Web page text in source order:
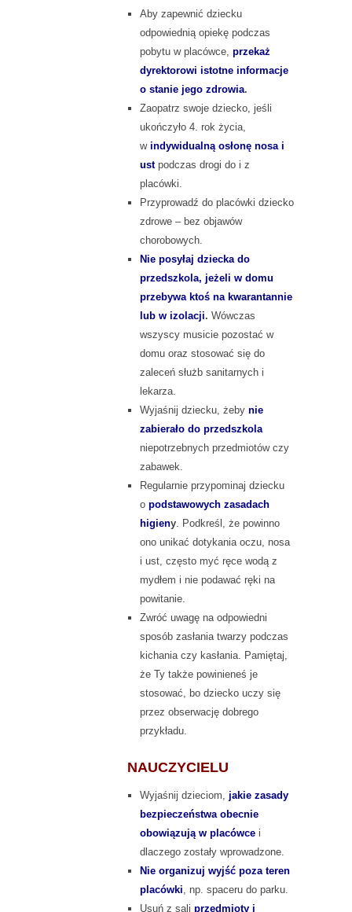
Aby zapewnić dziecku
odpowiednią opiekę podczas
pobytu w placówce, przekaż
dyrektorowi istotne informacje
o stanie jego zdrowia.
Zaopatrz swoje dziecko, jeśli
ukończyło 4. rok życia,
w indywidualną osłonę nosa i
ust podczas drogi do i z
placówki.
Przyprowadź do placówki dziecko
zdrowe – bez objawów
chorobowych.
Nie posyłaj dziecka do
przedszkola, jeżeli w domu
przebywa ktoś na kwarantannie
lub w izolacji. Wówczas
wszyscy musicie pozostać w
domu oraz stosować się do
zaleceń służb sanitarnych i
lekarza.
Wyjaśnij dziecku, żeby nie
zabierało do przedszkola
niepotrzebnych przedmiotów czy
zabawek.
Regularnie przypominaj dziecku
o podstawowych zasadach
higieny. Podkreśl, że powinno
ono unikać dotykania oczu, nosa
i ust, często myć ręce wodą z
mydłem i nie podawać ręki na
powitanie.
Zwróć uwagę na odpowiedni
sposób zasłania twarzy podczas
kichania czy kasłania. Pamiętaj,
że Ty także powinieneś je
stosować, bo dziecko uczy się
przez obserwację dobrego
przykładu.
NAUCZYCIELU
Wyjaśnij dzieciom, jakie zasady
bezpieczeństwa obecnie
obowiązują w placówce i
dlaczego zostały wprowadzone.
Nie organizuj wyjść poza teren
placówki, np. spaceru do parku.
Usuń z sali przedmioty i